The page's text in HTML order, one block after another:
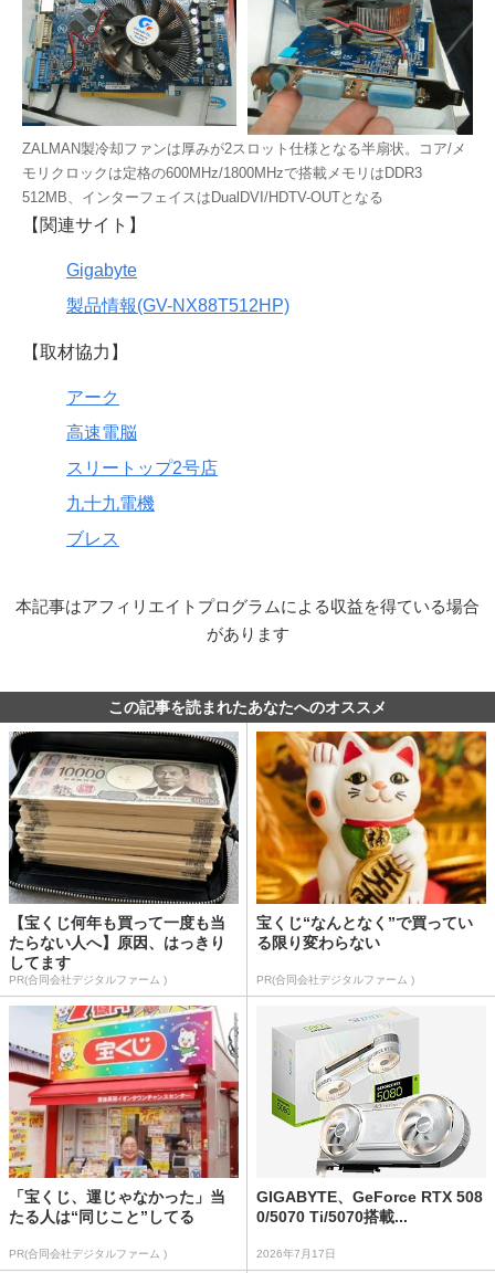
ZALMAN製冷却ファンは厚みが2スロット仕様となる半扇状。コア/メ
モリクロックは定格の600MHz/1800MHzで搭載メモリはDDR3
512MB、インターフェイスはDualDVI/HDTV-OUTとなる
【関連サイト】
Gigabyte
製品情報(GV-NX88T512HP)
【取材協力】
アーク
高速電脳
スリートップ2号店
九十九電機
ブレス
本記事はアフィリエイトプログラムによる収益を得ている場合
があります
この記事を読まれたあなたへのオススメ
【宝くじ何年も買って一度も当
たらない人へ】原因、はっきり
してます
PR(合同会社デジタルファーム )
宝くじ“なんとなく”で買ってい
る限り変わらない
PR(合同会社デジタルファーム )
「宝くじ、運じゃなかった」当
たる人は“同じこと”してる
PR(合同会社デジタルファーム )
GIGABYTE、GeForce RTX 508
0/5070 Ti/5070搭載...
2026年7月17日